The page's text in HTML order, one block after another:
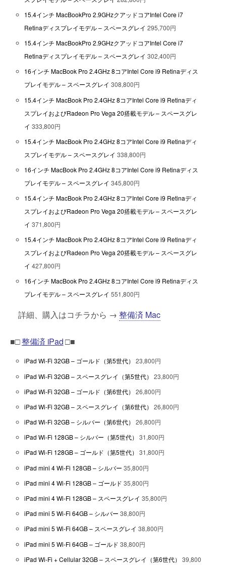
15.4インチ MacBookPro 2.9GHzクアッドコアIntel Core i7
Retinaディスプレイモデル – スペースグレイ295,700円
15.4インチ MacBookPro 2.9GHzクアッドコアIntel Core i7
Retinaディスプレイモデル – スペースグレイ302,400円
16インチ MacBook Pro 2.4GHz 8コアIntel Core i9 Retinaディス
プレイモデル – スペースグレイ308,800円
15.4インチ MacBook Pro 2.4GHz 8コアIntel Core i9 Retinaディ
スプレイおよびRadeon Pro Vega 20搭載モデル – スペースグレ
イ333,800円
15.4インチ MacBook Pro 2.4GHz 8コアIntel Core i9 Retinaディ
スプレイモデル – スペースグレイ338,800円
16インチ MacBook Pro 2.4GHz 8コアIntel Core i9 Retinaディス
プレイモデル – スペースグレイ345,800円
15.4インチ MacBook Pro 2.4GHz 8コアIntel Core i9 Retinaディ
スプレイおよびRadeon Pro Vega 20搭載モデル – スペースグレ
イ371,800円
15.4インチ MacBook Pro 2.4GHz 8コアIntel Core i9 Retinaディ
スプレイおよびRadeon Pro Vega 20搭載モデル – スペースグレ
イ427,800円
16インチ MacBook Pro 2.4GHz 8コアIntel Core i9 Retinaディス
プレイモデル – スペースグレイ551,800円
詳細、購入はコチラから → 整備済 Mac
■□整備済 iPad□■
iPad Wi-Fi 32GB – ゴールド（第5世代） 23,800円
iPad Wi-Fi 32GB – スペースグレイ（第5世代） 23,800円
iPad Wi-Fi 32GB – ゴールド（第6世代）26,800円
iPad Wi-Fi 32GB – スペースグレイ（第6世代）26,800円
iPad Wi-Fi 32GB – シルバー（第6世代）26,800円
iPad Wi-Fi 128GB – シルバー（第5世代） 31,800円
iPad Wi-Fi 128GB – ゴールド（第5世代） 31,800円
iPad mini 4 Wi-Fi 128GB – シルバー35,800円
iPad mini 4 Wi-Fi 128GB – ゴールド35,800円
iPad mini 4 Wi-Fi 128GB – スペースグレイ35,800円
iPad mini 5 Wi-Fi 64GB – シルバー38,800円
iPad mini 5 Wi-Fi 64GB – スペースグレイ38,800円
iPad mini 5 Wi-Fi 64GB – ゴールド38,800円
iPad Wi-Fi + Cellular 32GB – スペースグレイ（第6世代）39,800